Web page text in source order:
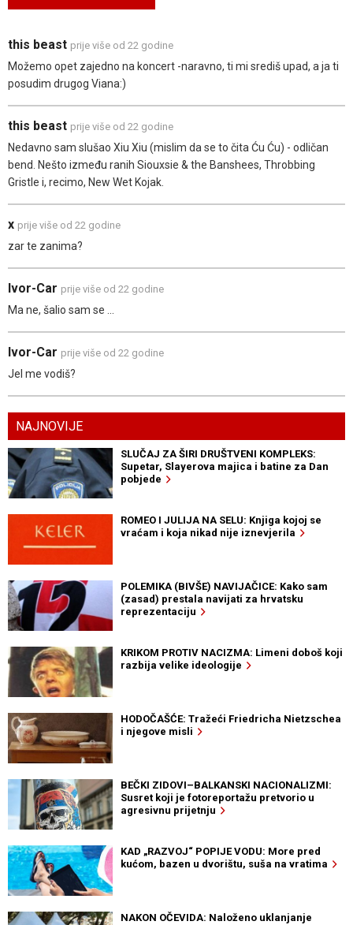
this beast prije više od 22 godine
Možemo opet zajedno na koncert -naravno, ti mi središ upad, a ja ti
posudim drugog Viana:)
this beast prije više od 22 godine
Nedavno sam slušao Xiu Xiu (mislim da se to čita Ću Ću) - odličan
bend. Nešto između ranih Siouxsie & the Banshees, Throbbing
Gristle i, recimo, New Wet Kojak.
x prije više od 22 godine
zar te zanima?
Ivor-Car prije više od 22 godine
Ma ne, šalio sam se ...
Ivor-Car prije više od 22 godine
Jel me vodiš?
NAJNOVIJE
SLUČAJ ZA ŠIRI DRUŠTVENI KOMPLEKS:
Supetar, Slayerova majica i batine za Dan
pobjede
ROMEO I JULIJA NA SELU: Knjiga kojoj se
vraćam i koja nikad nije iznevjerila
POLEMIKA (BIVŠE) NAVIJAČICE: Kako sam
(zasad) prestala navijati za hrvatsku
reprezentaciju
KRIKOM PROTIV NACIZMA: Limeni doboš koji
razbija velike ideologije
HODOČAŠĆE: Tražeći Friedricha Nietzschea
i njegove misli
BEČKI ZIDOVI–BALKANSKI NACIONALIZMI:
Susret koji je fotoreportažu pretvorio u
agresivnu prijetnju
KAD „RAZVOJ“ POPIJE VODU: More pred
kućom, bazen u dvorištu, suša na vratima
NAKON OČEVIDA: Naloženo uklanjanje